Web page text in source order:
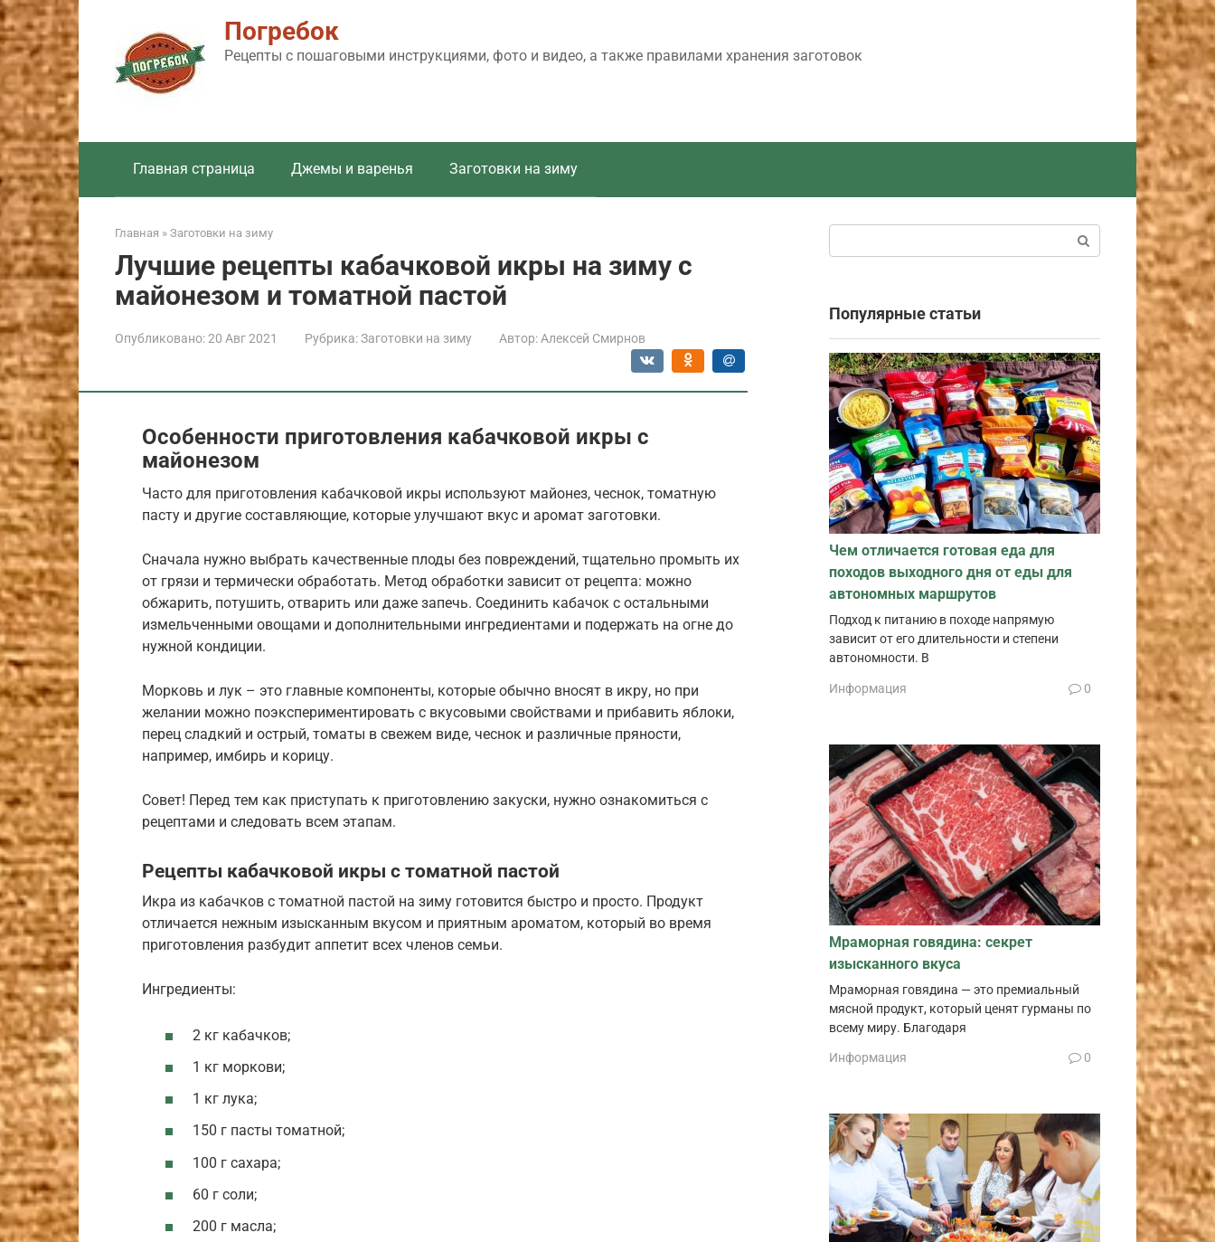
Перейти
к
контенту
Погребок
Рецепты с пошаговыми инструкциями, фото и видео, а также правилами хранения заготовок
Главная страница Джемы и варенья Заготовки на зиму
Главная » Заготовки на зиму
Лучшие рецепты кабачковой икры на зиму с
майонезом и томатной пастой
Опубликовано:20 Авг 2021 Рубрика:Заготовки на зиму Автор: Алексей Смирнов
Особенности приготовления кабачковой икры с
майонезом
Часто для приготовления кабачковой икры используют майонез, чеснок, томатную
пасту и другие составляющие, которые улучшают вкус и аромат заготовки.
Сначала нужно выбрать качественные плоды без повреждений, тщательно промыть их
от грязи и термически обработать. Метод обработки зависит от рецепта: можно
обжарить, потушить, отварить или даже запечь. Соединить кабачок с остальными
измельченными овощами и дополнительными ингредиентами и подержать на огне до
нужной кондиции.
Морковь и лук – это главные компоненты, которые обычно вносят в икру, но при
желании можно поэкспериментировать с вкусовыми свойствами и прибавить яблоки,
перец сладкий и острый, томаты в свежем виде, чеснок и различные пряности,
например, имбирь и корицу.
Совет! Перед тем как приступать к приготовлению закуски, нужно ознакомиться с
рецептами и следовать всем этапам.
Рецепты кабачковой икры с томатной пастой
Икра из кабачков с томатной пастой на зиму готовится быстро и просто. Продукт
отличается нежным изысканным вкусом и приятным ароматом, который во время
приготовления разбудит аппетит всех членов семьи.
Ингредиенты:
2 кг кабачков;
1 кг моркови;
1 кг лука;
150 г пасты томатной;
100 г сахара;
60 г соли;
200 г масла;
Популярные статьи
Чем отличается готовая еда для
походов выходного дня от еды для
автономных маршрутов
Подход к питанию в походе напрямую
зависит от его длительности и степени
автономности. В
Информация 0
Мраморная говядина: секрет
изысканного вкуса
Мраморная говядина — это премиальный
мясной продукт, который ценят гурманы по
всему миру. Благодаря
Информация 0